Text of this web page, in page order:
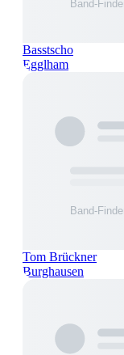
Basstscho
Egglham
Tom Brückner
Burghausen